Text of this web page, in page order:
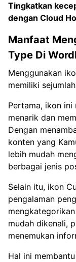
Tingkatkan
dengan Cloud
Manfaat
Type Di
Menggunakan
memiliki
Pertama, ikon ini
menarik dan
Dengan
konten yang
lebih mudah
berbagai jenis
Selain itu, ikon
pengalaman
mudah dikenali,
menemukan
Hal ini